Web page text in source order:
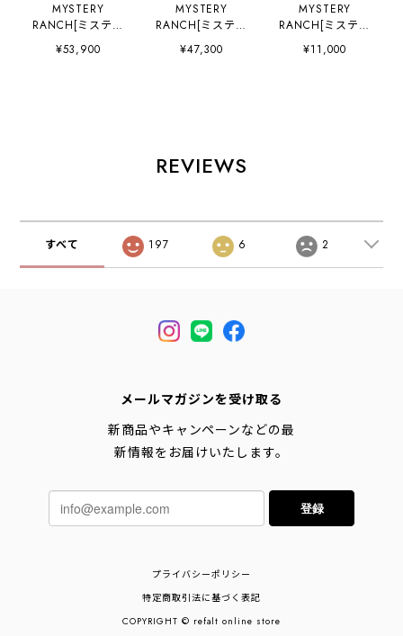
MYSTERY
RANCH[ミステリ
ーランチ] BLITZ
35 [19761509] ブ
¥53,900
MYSTERY
RANCH[ミステリ
ーランチ] BLITZ
MEN'S/LADY'S
¥47,300
MYSTERY
RANCH[ミステリ
ーランチ]
DISTRICT 4
[2026SS]
¥11,000
REVIEWS
すべて 197 6 2
メールマガジンを受け取る
新商品やキャンペーンなどの最
新情報をお届けいたします。
登録
プライバシーポリシー
特定商取引法に基づく表記
COPYRIGHT © refalt online store